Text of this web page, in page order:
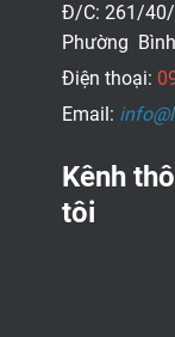
Đ/C: 261/40/
Phường
Điện thoại:
Email:
Kênh
tôi